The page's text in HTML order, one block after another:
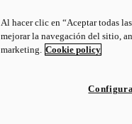
Al hacer clic en “Aceptar todas
mejorar la navegación del sitio,
marketing. Cookie policy